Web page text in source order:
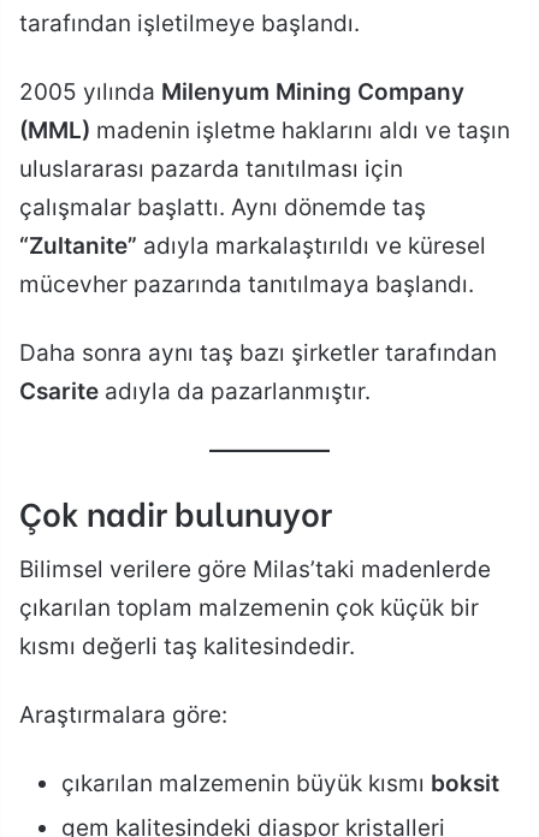
tarafından işletilmeye başlandı.
2005 yılında Milenyum Mining Company
(MML) madenin işletme haklarını aldı ve taşın
uluslararası pazarda tanıtılması için
çalışmalar başlattı. Aynı dönemde taş
“Zultanite” adıyla markalaştırıldı ve küresel
mücevher pazarında tanıtılmaya başlandı.
Daha sonra aynı taş bazı şirketler tarafından
Csarite adıyla da pazarlanmıştır.
Çok nadir bulunuyor
Bilimsel verilere göre Milas’taki madenlerde
çıkarılan toplam malzemenin çok küçük bir
kısmı değerli taş kalitesindedir.
Araştırmalara göre:
çıkarılan malzemenin büyük kısmı boksit
gem kalitesindeki diaspor kristalleri